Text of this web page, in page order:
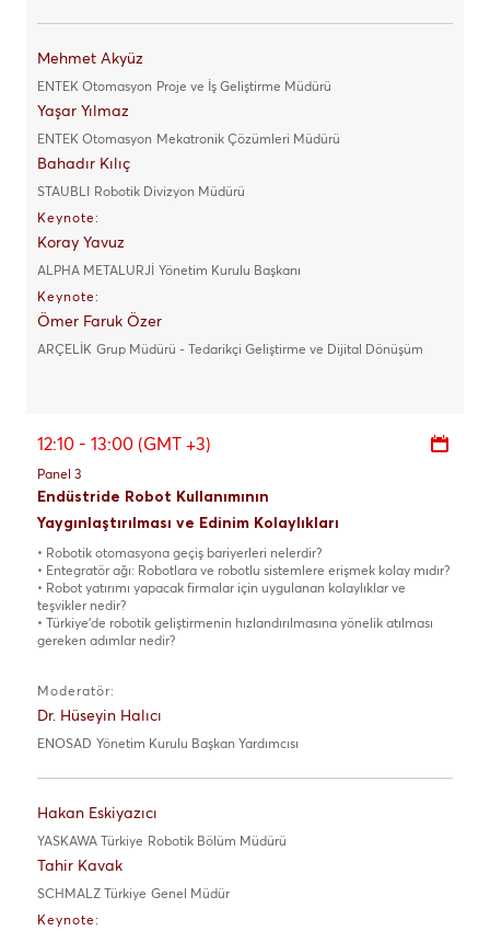
Mehmet Akyüz
ENTEK Otomasyon Proje ve İş Geliştirme Müdürü
Yaşar Yılmaz
ENTEK Otomasyon Mekatronik Çözümleri Müdürü
Bahadır Kılıç
STAUBLI
Robotik Divizyon Müdürü
Keynote:
Koray Yavuz
ALPHA METALURJİ
Yönetim Kurulu Başkanı
Keynote:
Ömer Faruk Özer
ARÇELİK Grup Müdürü - Tedarikçi Geliştirme ve Dijital Dönüşüm
12:10 - 13:00 (GMT +3)
Panel 3
Endüstride Robot Kullanımının
Yaygınlaştırılması ve Edinim Kolaylıkları
• Robotik otomasyona geçiş bariyerleri nelerdir?
• Entegratör ağı: Robotlara ve robotlu sistemlere erişmek kolay mıdır?
• Robot yatırımı yapacak firmalar için uygulanan kolaylıklar ve
teşvikler nedir?
• Türkiye’de robotik geliştirmenin hızlandırılmasına yönelik atılması
gereken adımlar nedir?
Moderatör:
Dr. Hüseyin Halıcı
ENOSAD Yönetim Kurulu Başkan Yardımcısı
Hakan Eskiyazıcı
YASKAWA Türkiye Robotik Bölüm Müdürü
Tahir Kavak
SCHMALZ Türkiye Genel Müdür
Keynote: